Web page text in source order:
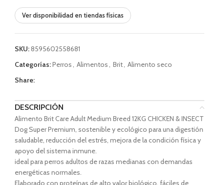
Ver disponibilidad en tiendas físicas
SKU:8595602558681
Categorías:Perros, Alimentos, Brit, Alimento seco
Share:
DESCRIPCIÓN
Alimento Brit Care Adult Medium Breed 12KG CHICKEN & INSECT
Dog Super Premium, sostenible y ecológico para una digestión
saludable, reducción del estrés, mejora de la condición física y
apoyo del sistema inmune.
ideal para perros adultos de razas medianas con demandas
energéticas normales.
Elaborado con proteínas de alto valor biológico, fáciles de